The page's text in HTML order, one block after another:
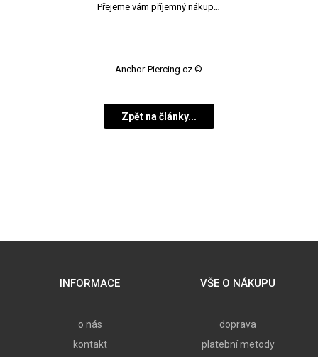
Přejeme vám příjemný nákup…
Anchor-Piercing.cz ©
Zpět na články...
INFORMACE
o nás
kontakt
VŠE O NÁKUPU
doprava
platební metody